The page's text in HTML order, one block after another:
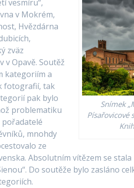
Snímek
Písařovicové
vesmíru“,
v Mokrém,
Hvězdárna
zväz
v Opavě. Soutěž
kategoriím a
fotografií, tak
pak bylo
problematiku
pořadatelé
mnohdy
ze
Absolutním vítězem se
Do soutěže bylo zasláno